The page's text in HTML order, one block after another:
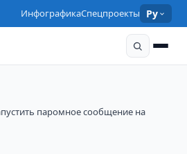
ИнфографикаСпецпроекты Ру
паромное сообщение на